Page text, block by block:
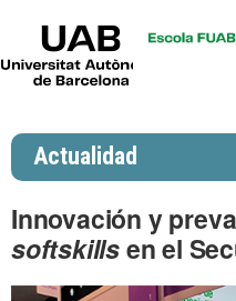
Actualidad
Innovación y
softskillsen el